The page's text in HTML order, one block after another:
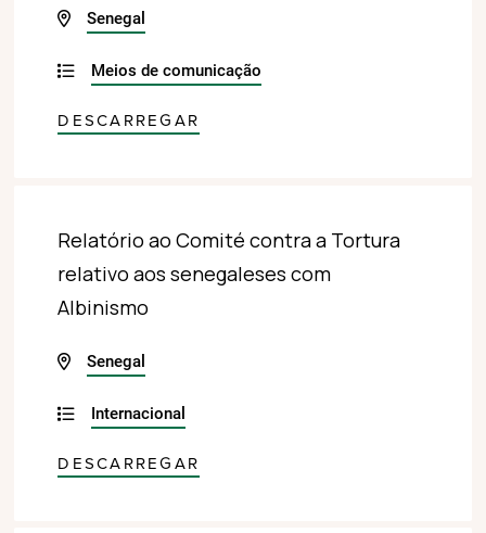
Senegal
Meios de comunicação
DESCARREGAR
Relatório ao Comité contra a Tortura
relativo aos senegaleses com
Albinismo
Senegal
Internacional
DESCARREGAR